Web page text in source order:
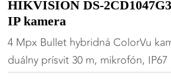
HIKVISION DS-
IP kamera
4 Mpx Bullet hybridná ColorVu
duálny prísvit 30 m, mikrofón, IP67